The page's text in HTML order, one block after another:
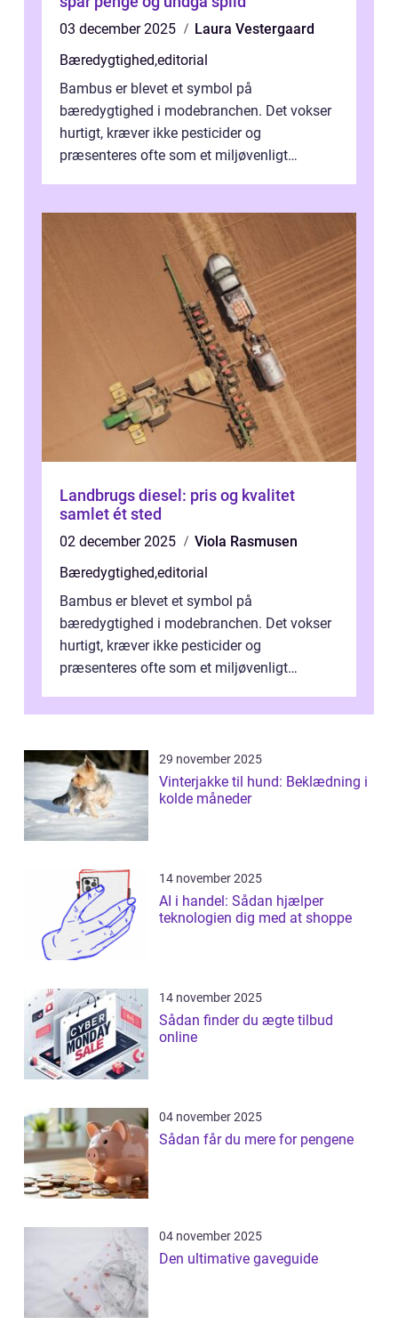
03 december 2025
Laura Vestergaard
Bæredygtighed,editorial
Bambus er blevet et symbol på
bæredygtighed i modebranchen. Det vokser
hurtigt, kræver ikke pesticider og
præsenteres ofte som et miljøvenligt
Landbrugs diesel: pris og kvalitet
samlet ét sted
02 december 2025
Viola Rasmusen
Bæredygtighed,editorial
Bambus er blevet et symbol på
bæredygtighed i modebranchen. Det vokser
hurtigt, kræver ikke pesticider og
præsenteres ofte som et miljøvenligt
29 november 2025
Vinterjakke til hund: Beklædning i
kolde måneder
14 november 2025
AI i handel: Sådan hjælper
teknologien dig med at shoppe
14 november 2025
Sådan finder du ægte tilbud
online
04 november 2025
Sådan får du mere for pengene
04 november 2025
Den ultimative gaveguide